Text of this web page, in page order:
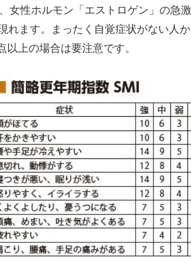
女性ホルモン「エストロゲン」の急
れます。まったく自覚症状がない人
上の場合は要注意です。